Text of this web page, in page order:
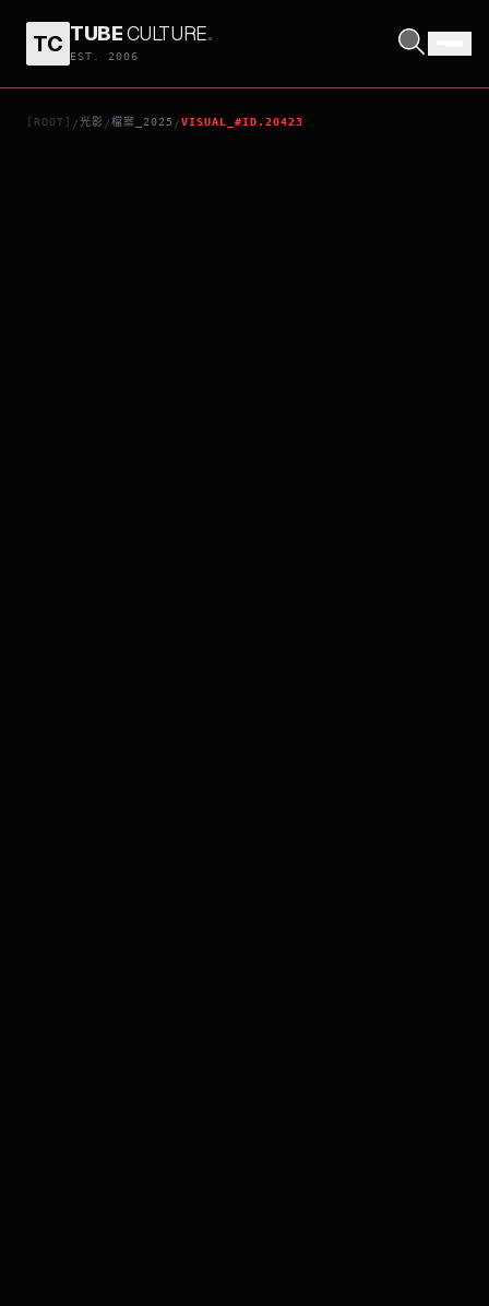
TC TUBECULTURE.
EST. 2006
[ROOT] /光影 /檔案_2025 /VISUAL_#ID.20423
男神